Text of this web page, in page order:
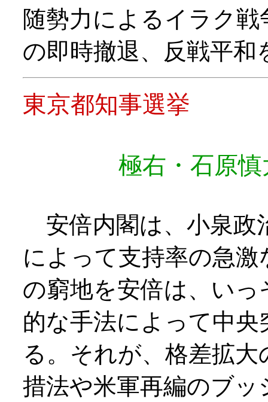
随勢力によるイラク
の即時撤退、反戦平和
東京都知事選挙
極右・石原慎
安倍内閣は、小泉政
によって支持率の急
の窮地を安倍は、い
的な手法によって中
る。それが、格差拡
措法や米軍再編のブ